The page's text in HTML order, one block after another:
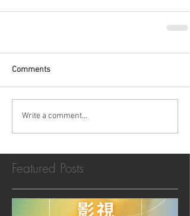
Comments
Write a comment...
Featured Posts